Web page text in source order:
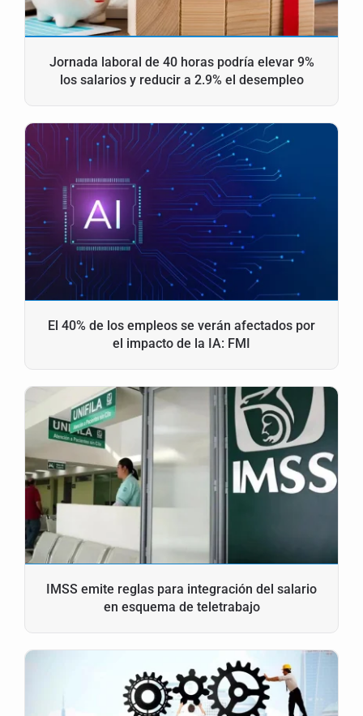
Jornada laboral de 40 horas podría elevar 9%
los salarios y reducir a 2.9% el desempleo
El 40% de los empleos se verán afectados por
el impacto de la IA: FMI
IMSS emite reglas para integración del salario
en esquema de teletrabajo